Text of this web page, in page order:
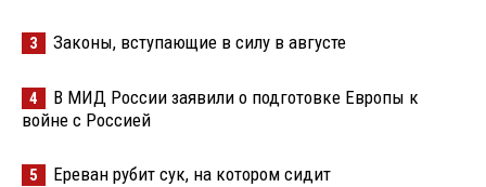
3 Законы, вступающие в силу в августе
4
В МИД России заявили о подготовке Европы к
войне с Россией
5 Ереван рубит сук, на котором сидит